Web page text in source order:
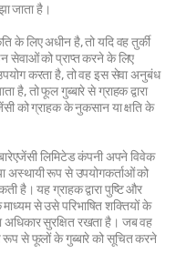
जाता है।
के लिए अधीन है, तो यदि वह तुर्की
सेवाओं को प्राप्त करने के लिए
करता है, तो वह इस सेवा अनुबंध
है, तो फूल गुब्बारे से ग्राहक द्वारा
को ग्राहक के नुकसान या क्षति के
लिमिटेड कंपनी अपने विवेक
अस्थायी रूप से उपयोगकर्ताओं को
है। यह ग्राहक द्वारा पुष्टि और
माध्यम से उसे परिभाषित शक्तियों के
सुरक्षित रखता है। जब वह
रूप से फूलों के गुब्बारे को सूचित करने